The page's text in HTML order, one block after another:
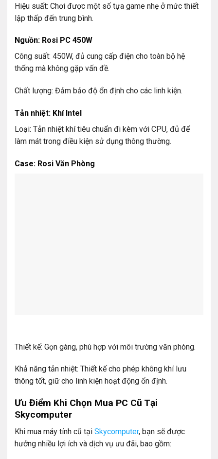
Hiệu suất: Chơi được một số tựa game nhẹ ở mức thiết
lập thấp đến trung bình.
Nguồn: Rosi PC 450W
Công suất: 450W, đủ cung cấp điện cho toàn bộ hệ
thống mà không gặp vấn đề.
Chất lượng: Đảm bảo độ ổn định cho các linh kiện.
Tản nhiệt: Khí Intel
Loại: Tản nhiệt khí tiêu chuẩn đi kèm với CPU, đủ để
làm mát trong điều kiện sử dụng thông thường.
Case: Rosi Văn Phòng
Thiết kế: Gọn gàng, phù hợp với môi trường văn phòng.
Khả năng tản nhiệt: Thiết kế cho phép không khí lưu
thông tốt, giữ cho linh kiện hoạt động ổn định.
Ưu Điểm Khi Chọn Mua PC Cũ Tại
Skycomputer
Khi mua máy tính cũ tại Skycomputer, bạn sẽ được
hưởng nhiều lợi ích và dịch vụ ưu đãi, bao gồm: